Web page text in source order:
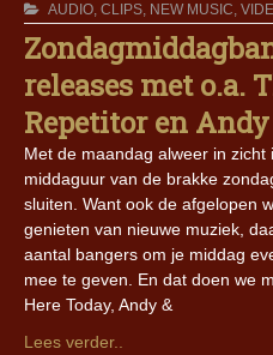
AUDIO, CLIPS, NEW MUSIC,
releases met o.a.
Repetitor en
Met de maandag alweer in
middaguur van de brakke
sluiten. Want ook de afgelopen
genieten van nieuwe muziek,
aantal bangers om je middag
mee te geven. En dat doen we
Here Today, Andy &
Lees verder..